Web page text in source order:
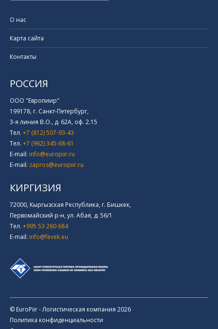
РОССИЯ
ООО "Европиир"
199178, г. Санкт-Петербург,
3-я линия В.О., д. 62А, оф. 2.15
Тел. +7 (812) 507-93-43
Тел. +7 (962) 345-68-61
E-mail: info@europiir.ru
E-mail: zapros@europiir.ru
КИРГИЗИЯ
72000, Кыргызская Республика, г. Бишкек,
Первомайский р-н, ул. Абая, д. 56/1
Тел. +995 53 260 684
E-mail: info@fevek.eu
О нас
Карта сайта
Контакты
© EuroPiir - Логистическая компания 2026
Политика конфиденциальности